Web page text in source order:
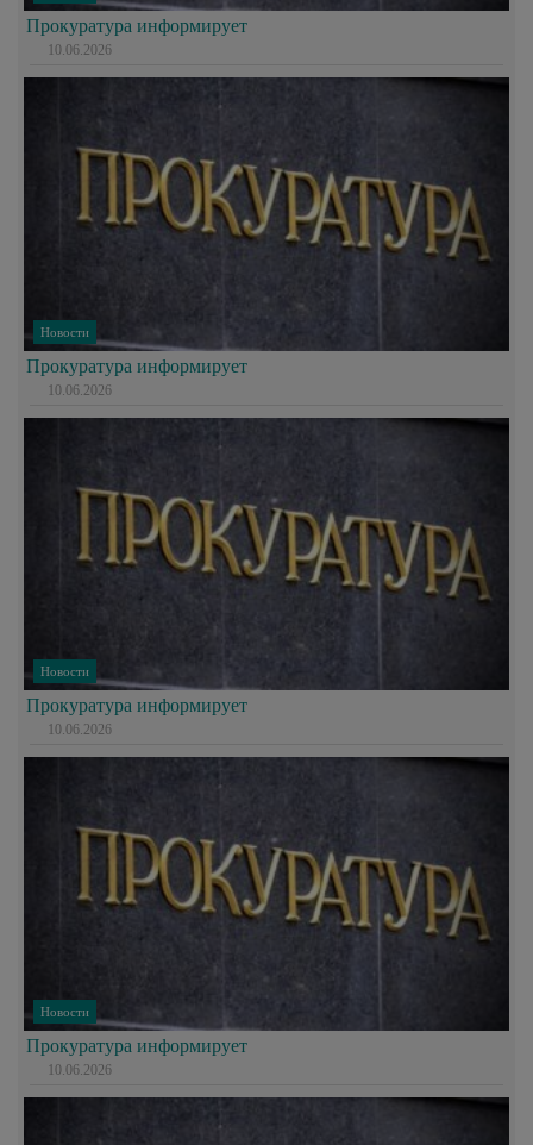
Прокуратура информирует
10.06.2026
Новости
Прокуратура информирует
10.06.2026
Новости
Прокуратура информирует
10.06.2026
Новости
Прокуратура информирует
10.06.2026